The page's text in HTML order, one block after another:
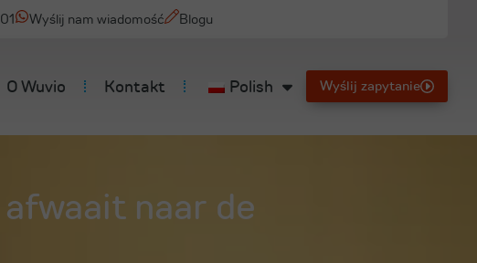
Wyślij nam wiadomość Blogu
O Wuvio Kontakt Polish Wyślij zapytanie
naar de